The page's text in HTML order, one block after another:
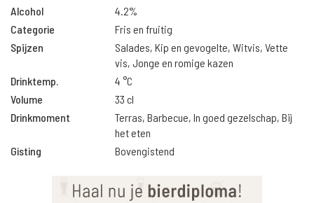
Alcohol
4.2%
Categorie
Fris en fruitig
Spijzen
Salades, Kip en gevogelte, Witvis, Vette
vis, Jonge en romige kazen
Drinktemp.
4 °C
Volume
33 cl
Drinkmoment
Terras, Barbecue, In goed gezelschap, Bij
het eten
Gisting
Bovengistend